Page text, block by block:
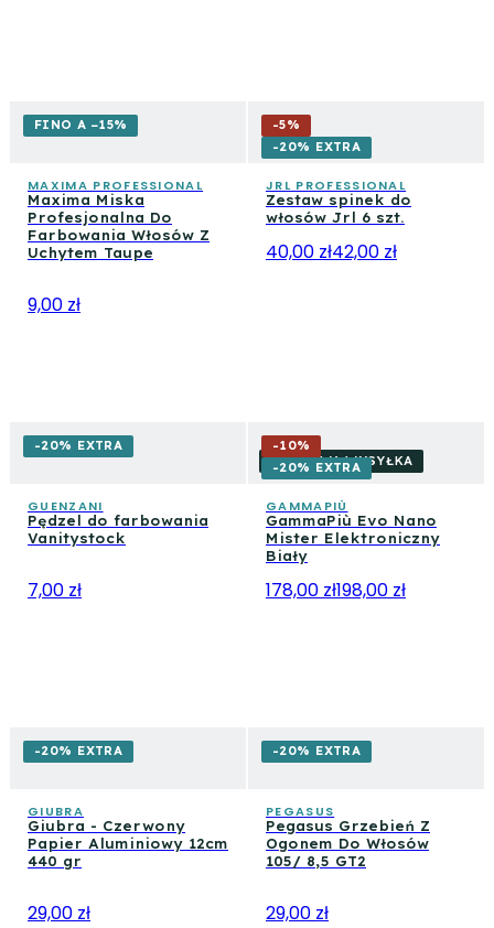
FINO A −15%
MAXIMA PROFESSIONAL
Maxima Miska
Profesjonalna Do
Farbowania Włosów Z
Uchytem Taupe
9,00 zł
-5%
-20% EXTRA
JRL PROFESSIONAL
Zestaw spinek do
włosów Jrl 6 szt.
40,00 zł42,00 zł
-20% EXTRA
GUENZANI
Pędzel do farbowania
Vanitystock
7,00 zł
-10%
-20% EXTRA
DARMOWA WYSYŁKA
GAMMAPIÙ
GammaPiù Evo Nano
Mister Elektroniczny
Biały
178,00 zł198,00 zł
-20% EXTRA
GIUBRA
Giubra - Czerwony
Papier Aluminiowy 12cm
440 gr
29,00 zł
-20% EXTRA
PEGASUS
Pegasus Grzebień Z
Ogonem Do Włosów
105/ 8,5 GT2
29,00 zł